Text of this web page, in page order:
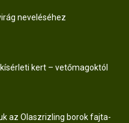
neveléséhez
kert – vetőmagoktól
az Olaszrizling borok fajta-